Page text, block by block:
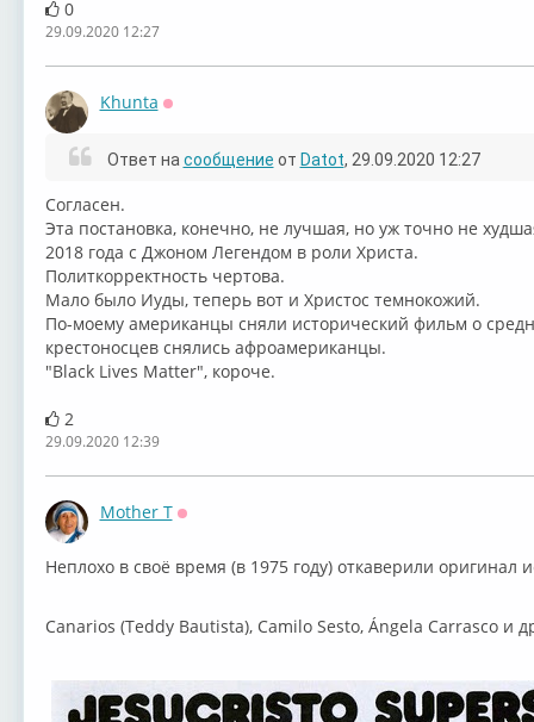
0
29.09.2020 12:27
Khunta
Ответ на сообщение от Datot, 29.09.2020 12:27
Согласен.
Эта постановка, конечно, не лучшая, но уж точно не
2018 года с Джоном Легендом в роли Христа.
⁣Политкорректность чертова.
Мало было Иуды, теперь вот и Христос темнокожий.
По-моему американцы сняли исторический фильм о
крестоносцев снялись афроамериканцы.
"Black Lives Matter", короче.
2
29.09.2020 12:39
Mother T
Неплохо в своё время (в 1975 году) откаверили оригинал
Canarios (Teddy Bautista), ⁣Camilo Sesto, ⁣Ángela Carrasco и